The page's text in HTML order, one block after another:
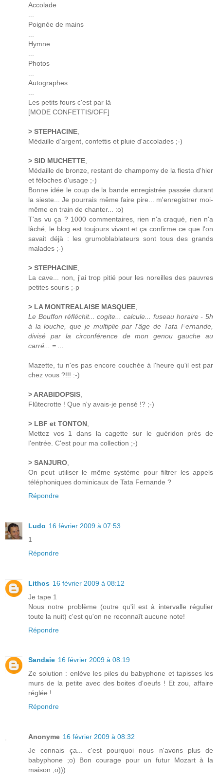
Accolade
Poignée de mains
Hymne
Photos
Autographes
Les petits fours c'est par là
[MODE CONFETTIS/OFF]
> STEPHACINE
Médaille d'argent, confettis et pluie d'accolades ;-)
> SID MUCHETTE
Médaille de bronze, restant de champomy de la fiesta d'hier
et féloches d'usage ;-)
Bonne idée le coup de la bande enregistrée passée durant
la sieste... Je pourrais même faire pire... m'enregistrer moi-
même en train de chanter... :o)
T'as vu ça ? 1000 commentaires, rien n'a craqué, rien n'a
lâché, le blog est toujours vivant et ça confirme ce que l'on
savait déjà : les grumoblablateurs sont tous des grands
malades ;-)
> STEPHACINE
La cave... non, j'ai trop pitié pour les noreilles des pauvres
petites souris ;-p
> LA MONTREALAISE MASQUEE
Le Bouffon réfléchit... cogite... calcule... fuseau horaire - 5h
à la louche, que je multiplie par l'âge de Tata Fernande,
divisé par la circonférence de mon genou gauche au
carré... = ...
Mazette, tu n'es pas encore couchée à l'heure qu'il est par
chez vous ?!!! :-)
> ARABIDOPSIS
Flûtecrotte ! Que n'y avais-je pensé !? ;-)
> LBF et TONTON
Mettez vos 1 dans la cagette sur le guéridon près de
l'entrée. C'est pour ma collection ;-)
> SANJURO
On peut utiliser le même système pour filtrer les appels
téléphoniques dominicaux de Tata Fernande ?
Répondre
Ludo 16 février 2009 à 07:53
1
Répondre
Lithos 16 février 2009 à 08:12
Je tape 1
Nous notre problème (outre qu'il est à intervalle régulier
toute la nuit) c'est qu'on ne reconnaît aucune note!
Répondre
Sandaie 16 février 2009 à 08:19
Ze solution : enlève les piles du babyphone et tapisses les
murs de la petite avec des boites d'oeufs ! Et zou, affaire
réglée !
Répondre
Anonyme 16 février 2009 à 08:32
Je connais ça... c'est pourquoi nous n'avons plus de
babyphone ;o) Bon courage pour un futur Mozart à la
maison ;o)))